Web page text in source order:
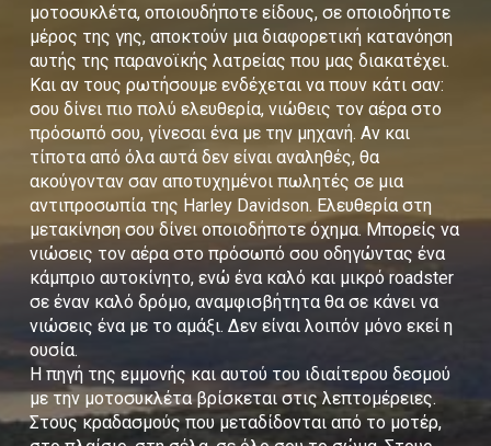
μοτοσυκλέτα, οποιουδήποτε είδους, σε οποιοδήποτε
μέρος της γης, αποκτούν μια διαφορετική κατανόηση
αυτής της παρανοϊκής λατρείας που μας διακατέχει.
Και αν τους ρωτήσουμε ενδέχεται να πουν κάτι σαν:
σου δίνει πιο πολύ ελευθερία, νιώθεις τον αέρα στο
πρόσωπό σου, γίνεσαι ένα με την μηχανή. Αν και
τίποτα από όλα αυτά δεν είναι αναληθές, θα
ακούγονταν σαν αποτυχημένοι πωλητές σε μια
αντιπροσωπία της Harley Davidson. Ελευθερία στη
μετακίνηση σου δίνει οποιοδήποτε όχημα. Μπορείς να
νιώσεις τον αέρα στο πρόσωπό σου οδηγώντας ένα
κάμπριο αυτοκίνητο, ενώ ένα καλό και μικρό roadster
σε έναν καλό δρόμο, αναμφισβήτητα θα σε κάνει να
νιώσεις ένα με το αμάξι. Δεν είναι λοιπόν μόνο εκεί η
ουσία.
Η πηγή της εμμονής και αυτού του ιδιαίτερου δεσμού
με την μοτοσυκλέτα βρίσκεται στις λεπτομέρειες.
Στους κραδασμούς που μεταδίδονται από το μοτέρ,